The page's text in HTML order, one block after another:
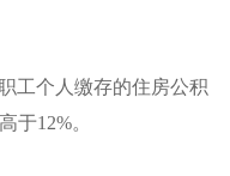
个人缴存的住房公积
于12%。